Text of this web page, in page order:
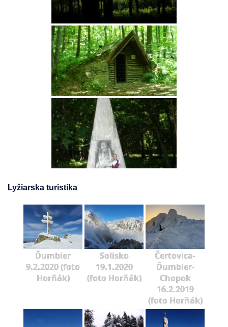
Lyžiarska turistika
Ďumbier
9.2.2020 (foto
Horňák)
Solisko
19.1.2020
(foto Horňák)
Čertovica-
Ďumbier-
Chopok
16.2.2019
(foto Horňák)